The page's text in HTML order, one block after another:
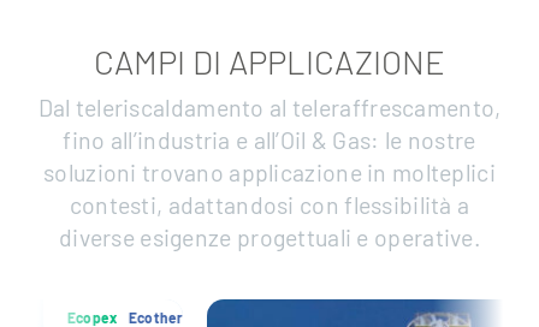
CAMPI DI APPLICAZIONE
Dal teleriscaldamento al teleraffrescamento,
fino all’industria e all’Oil & Gas: le nostre
soluzioni trovano applicazione in molteplici
contesti, adattandosi con flessibilità a
diverse esigenze progettuali e operative.
Ecopex